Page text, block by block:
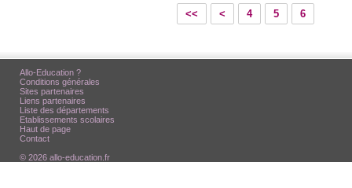
<< < 4 5 6
Allo-Education ?
Conditions générales
Sites partenaires
Liens partenaires
Liste des départements
Etablissements scolaires
Haut de page
Contact
© 2026 allo-education.fr